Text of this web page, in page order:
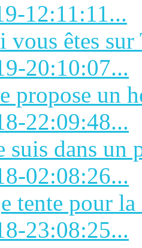
12:11:11...
vous êtes sur
20:10:07...
propose un
22:09:48...
suis dans un
02:08:26...
tente pour la
23:08:25...